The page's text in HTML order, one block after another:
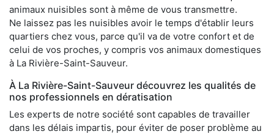
animaux nuisibles sont à même de vous transmettre.
Ne laissez pas les nuisibles avoir le temps d'établir leurs
quartiers chez vous, parce qu'il va de votre confort et de
celui de vos proches, y compris vos animaux domestiques
à La Rivière-Saint-Sauveur.
À La Rivière-Saint-Sauveur découvrez les qualités de
nos professionnels en dératisation
Les experts de notre société sont capables de travailler
dans les délais impartis, pour éviter de poser problème au